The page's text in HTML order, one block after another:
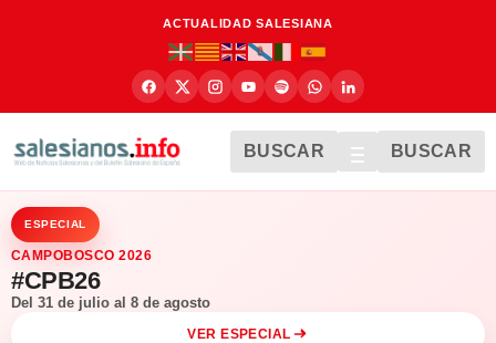
ACTUALIDAD SALESIANA
BUSCAR BUSCAR
ESPECIAL
CAMPOBOSCO 2026
#CPB26
Del 31 de julio al 8 de agosto
VER ESPECIAL